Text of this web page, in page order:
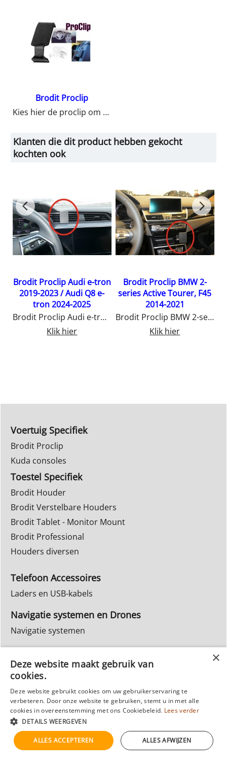
Brodit Proclip
Kies hier de proclip om uw houder op te bevestigen in uw auto.
Klanten die dit product hebben gekocht
kochten ook
Brodit Proclip Audi e-tron
2019-2023 / Audi Q8 e-
tron 2024-2025
Brodit Proclip Audi e-tron 2019-2023 / Audi Q8 e-tron 2024-2025
Klik hier
Brodit Proclip BMW 2-
series Active Tourer, F45
2014-2021
Brodit Proclip BMW 2-series Active Tourer, F45 2014-2021
Klik hier
Voertuig Specifiek
Brodit Proclip
Kuda consoles
Toestel Specifiek
Brodit Houder
Brodit Verstelbare Houders
Brodit Tablet - Monitor Mount
Brodit Professional
Houders diversen
Telefoon Accessoires
Laders en USB-kabels
Navigatie systemen en Drones
Navigatie systemen
Info Webwinkel
Privacy
Reparatie
Deze website maakt gebruik van
cookies.
Deze website gebruikt cookies om uw gebruikerservaring te
verbeteren. Door onze website te gebruiken, stemt u in met alle
cookies in overeenstemming met ons Cookiebeleid. Lees verder
DETAILS WEERGEVEN
ALLES ACCEPTEREN ALLES AFWIJZEN